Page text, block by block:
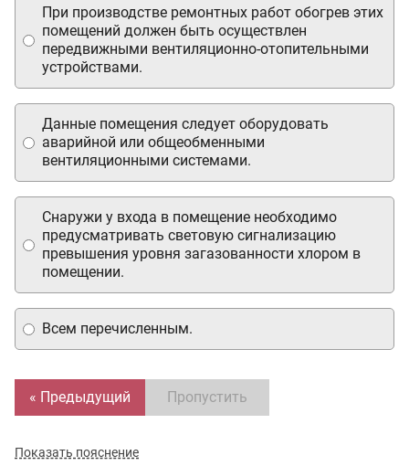
Снаружи у входа в помещение необходимо
предусматривать световую сигнализацию
превышения уровня загазованности хлором в
помещении.
При производстве ремонтных работ обогрев этих
помещений должен быть осуществлен
передвижными вентиляционно-отопительными
устройствами.
Данные помещения следует оборудовать
аварийной или общеобменными
вентиляционными системами.
Всем перечисленным.
« Предыдущий Пропустить
Показать пояснение